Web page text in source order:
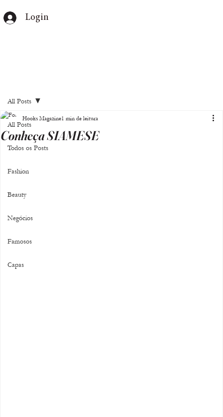
Login
All Posts
Todos os Posts
Fashion
Beauty
Negócios
Famosos
Capas
All Posts
Conheça SIAMESE
Hooks Magazine1 min de leitura